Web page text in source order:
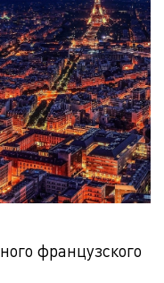
французского